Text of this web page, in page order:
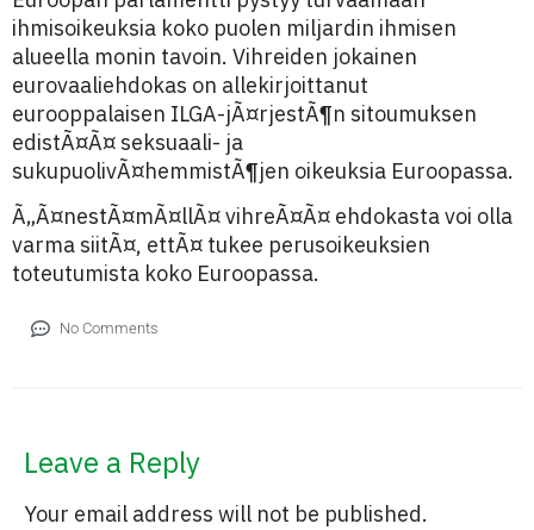
ihmisoikeuksia koko puolen miljardin ihmisen
alueella monin tavoin. Vihreiden jokainen
eurovaaliehdokas on allekirjoittanut
eurooppalaisen ILGA-jÃ¤rjestÃ¶n sitoumuksen
edistÃ¤Ã¤ seksuaali- ja
sukupuolivÃ¤hemmistÃ¶jen oikeuksia Euroopassa.
Ã„Ã¤nestÃ¤mÃ¤llÃ¤ vihreÃ¤Ã¤ ehdokasta voi olla
varma siitÃ¤, ettÃ¤ tukee perusoikeuksien
toteutumista koko Euroopassa.
No Comments
Leave a Reply
Your email address will not be published.